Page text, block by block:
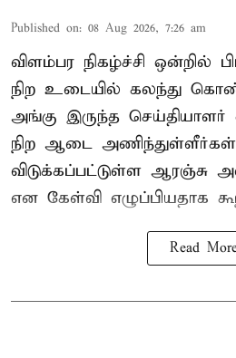
Published on: 08 Aug 2026, 7:26 am
விளம்பர நிகழ்ச்சி ஒன்றில்
நிற உடையில் கலந்து
அங்கு இருந்த செய்தியாளர்
நிற ஆடை
விடுக்கப்பட்டுள்ள ஆரஞ்சு
என கேள்வி எழுப்பியதாக
Read